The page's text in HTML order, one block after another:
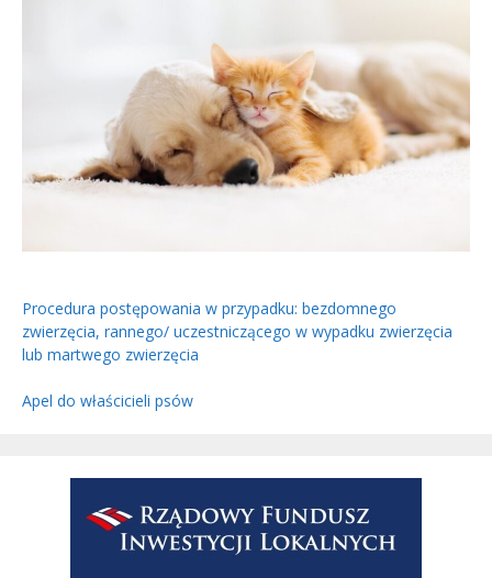
Procedura postępowania w przypadku: bezdomnego
zwierzęcia, rannego/ uczestniczącego w wypadku zwierzęcia
lub martwego zwierzęcia
Apel do właścicieli psów